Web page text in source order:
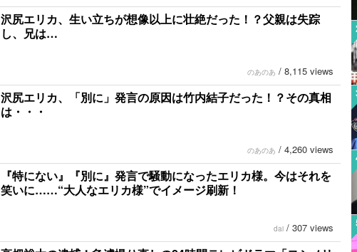
沢尻エリカ、生い立ちが想像以上に壮絶だった！？父親は失踪
し、兄は…
のあのあ / 8,115 views
沢尻エリカ、「別に」発言の原因は竹内結子だった！？その真相
は・・・
のあのあ / 4,260 views
『特にない』『別に』発言で騒動になったエリカ様。今はそれを
笑いに……“大人なエリカ様”でイメージ刷新！
dai / 307 views